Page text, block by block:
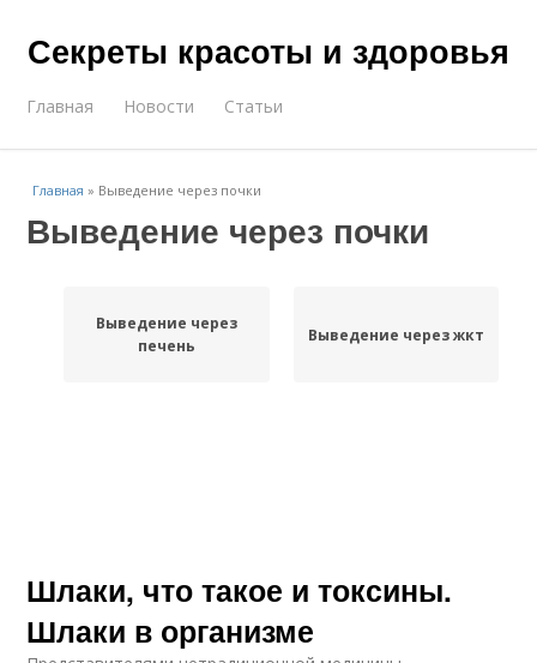
Секреты красоты и здоровья
Главная Новости Статьи
Главная » Выведение через почки
Выведение через почки
Выведение через
печень
Выведение через жкт
Шлаки, что такое и токсины.
Шлаки в организме